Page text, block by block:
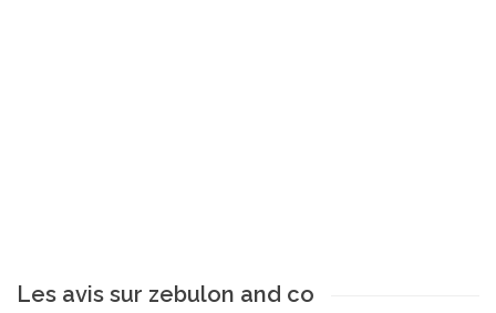
Les avis sur zebulon and co